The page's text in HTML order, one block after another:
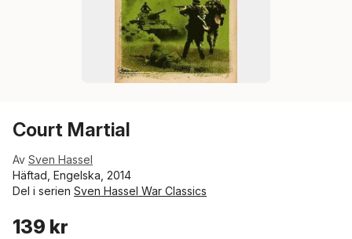
Court Martial
Av Sven Hassel
Häftad, Engelska, 2014
Del i serien Sven Hassel War Classics
139 kr